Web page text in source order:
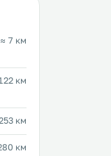
≈ 7 км
км
км
км